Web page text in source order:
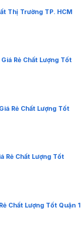
Thị Trường TP. HCM
Rẻ Chất Lượng Tốt
Rẻ Chất Lượng Tốt
Rẻ Chất Lượng Tốt
Chất Lượng Tốt Quận 1